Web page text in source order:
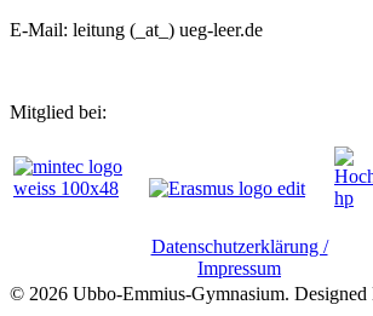
E-Mail: leitung (_at_) ueg-leer.de
Mitglied bei:
Datenschutzerklärung /
Impressum
© 2026 Ubbo-Emmius-Gymnasium. Designed